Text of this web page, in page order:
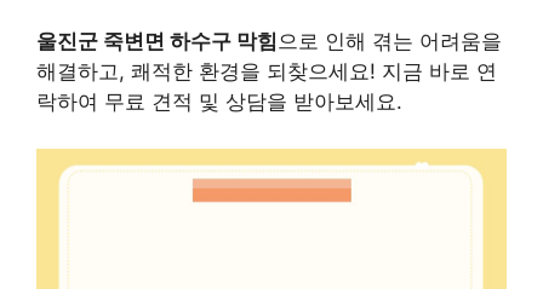
울진군 죽변면 하수구 막힘으로 인해 겪는 어려움을
해결하고, 쾌적한 환경을 되찾으세요! 지금 바로 연
락하여 무료 견적 및 상담을 받아보세요.